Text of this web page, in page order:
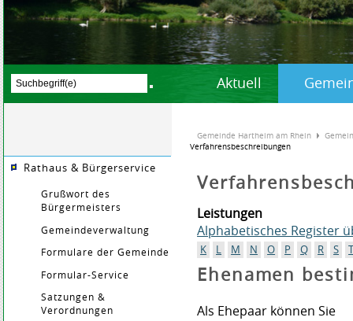
Aktuell
Rathaus & Bürgerservice
Grußwort des
Bürgermeisters
Gemeindeverwaltung
Formulare der Gemeinde
Formular-Service
Satzungen &
Verordnungen
Gemeinde Hartheim am Rhein
Verfahrensbeschreibungen
Leistungen
Alphabetisches Register
K L M N O P Q R S
Ehenamen
Als Ehepaar können Sie